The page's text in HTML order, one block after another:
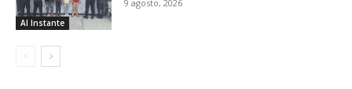
Al Instante
9 agosto, 2026